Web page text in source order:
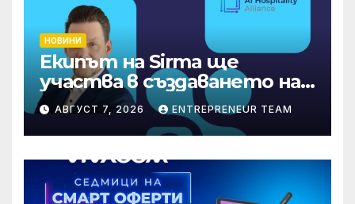
НОВИНИ
Екипът на Sirma ще
участва в създаването на
международните
стандарти за навлизане на
изкуствен интелект в
хотелиерството
АВГУСТ 7, 2026 ENTREPRENEUR TEAM